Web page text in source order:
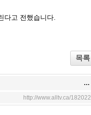
다고 전했습니다.
목록
...
http://www.alltv.ca/182022